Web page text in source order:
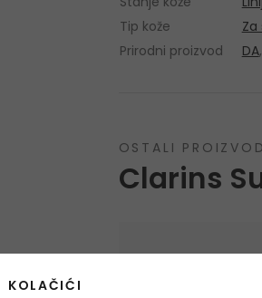
Tip kože
Za
Prirodni proizvod
DA,
OSTALI
Clarins
KOLAČIĆI